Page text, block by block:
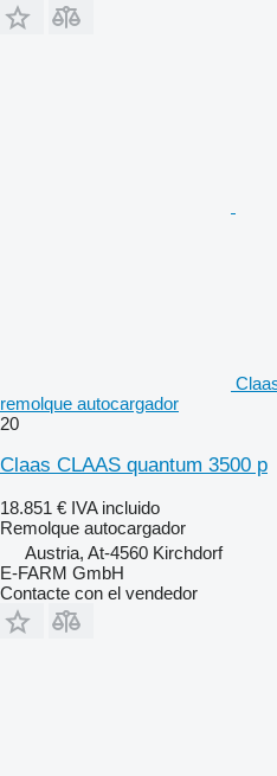
remolque autocargador
20
Claas CLAAS quantum 3500 p
18.851 € IVA incluido
Remolque autocargador
Austria, At-4560 Kirchdorf
E-FARM GmbH
Contacte con el vendedor